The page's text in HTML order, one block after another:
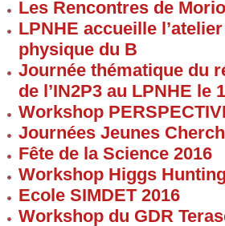
Les Rencontres de
LPNHE accueille
physique du B
Journée thématique du
de l’IN2P3 au LPNHE le
Workshop
Journées Jeunes
Fête de la Science 2016
Workshop Higgs
Ecole SIMDET 2016
Workshop du GDR